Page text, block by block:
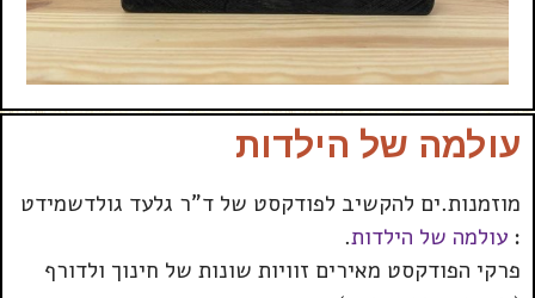
עולמה של הילדות
מוזמנות.ים להקשיב לפודקסט של ד”ר גלעד גולדשמידט
: עולמה של הילדות.
פרקי הפודקסט מאירים זוויות שונות של חינוך ולדורף